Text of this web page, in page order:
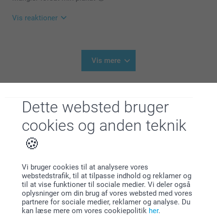
Dette websted bruger
cookies og anden teknik
Vi bruger cookies til at analysere vores
webstedstrafik, til at tilpasse indhold og reklamer og
til at vise funktioner til sociale medier. Vi deler også
oplysninger om din brug af vores websted med vores
partnere for sociale medier, reklamer og analyse. Du
kan læse mere om vores cookiepolitik her.
Du er velkommen at kontakte os hvis kvalitén på dit
produkt ikke er som du forventet, så vil vi gerne finde
ud hvis der er noget gået galt i vores produktion.
https://www.smartphoto.dk/kontakt
Venlig hilsen
Zeinab @smartphoto
Vis reaktioner
Vi ønsker dig en god dag!
Varme hilsner
Zeinab @smartphoto
Vis mere
Personlig nøglering med
4 varianter
89,00
Termoflaske med navn
3 varianter
Fra 179,00
Håndtaskekrog
99,00
(5 anmeldelser)
Brilleetui blødt
2 varianter
Fra 99,00